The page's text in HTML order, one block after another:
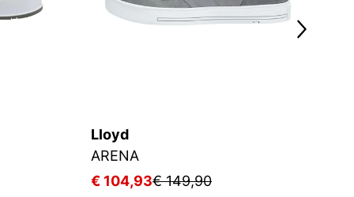
Lloyd
ARENA
€ 104,93€ 149,90